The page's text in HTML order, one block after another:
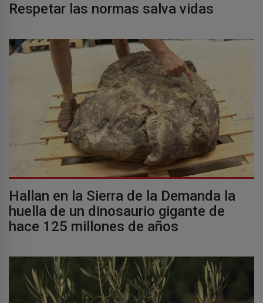
Respetar las normas salva vidas
Hallan en la Sierra de la Demanda la
huella de un dinosaurio gigante de
hace 125 millones de años